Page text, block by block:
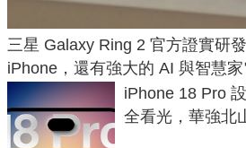
三星 Galaxy Ring 2 官方證實研
iPhone，還有強大的 AI 與智慧
iPhone 18 Pro
全看光，華強北